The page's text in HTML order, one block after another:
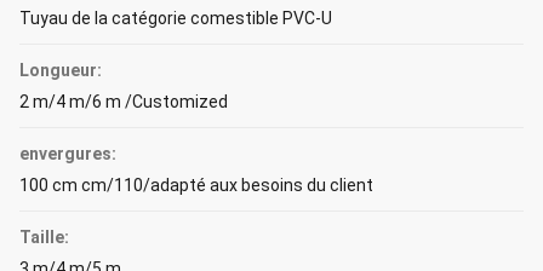
Tuyau de la catégorie comestible PVC-U
Longueur:
2 m/4 m/6 m /Customized
envergures:
100 cm cm/110/adapté aux besoins du client
Taille: